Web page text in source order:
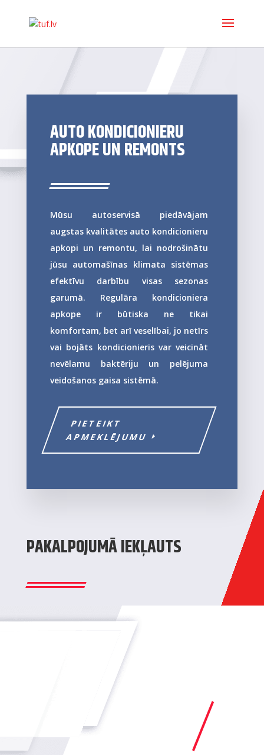
AUTO KONDICIONIERU
APKOPE UN REMONTS
Mūsu autoservisā piedāvājam
augstas kvalitātes auto kondicionieru
apkopi un remontu, lai nodrošinātu
jūsu automašīnas klimata sistēmas
efektīvu darbību visas sezonas
garumā. Regulāra kondicioniera
apkope ir būtiska ne tikai
komfortam, bet arī veselībai, jo netīrs
vai bojāts kondicionieris var veicināt
nevēlamu baktēriju un pelējuma
veidošanos gaisa sistēmā.
PIETEIKT
APMEKLĒJUMU
PAKALPOJUMĀ IEKĻAUTS